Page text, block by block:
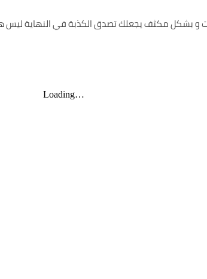
و بشكل مكثف يجعلك تصدق الكذبة في النهاية